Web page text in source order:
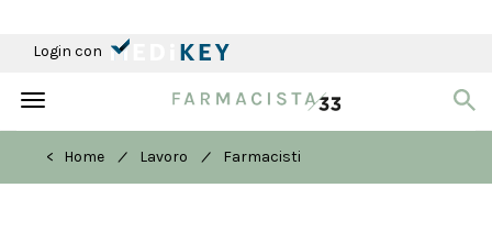
Login con
Toggle
< Home
/ Lavoro / Farmacisti